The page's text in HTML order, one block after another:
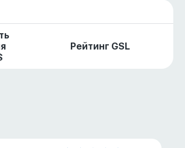
Рейтинг GSL